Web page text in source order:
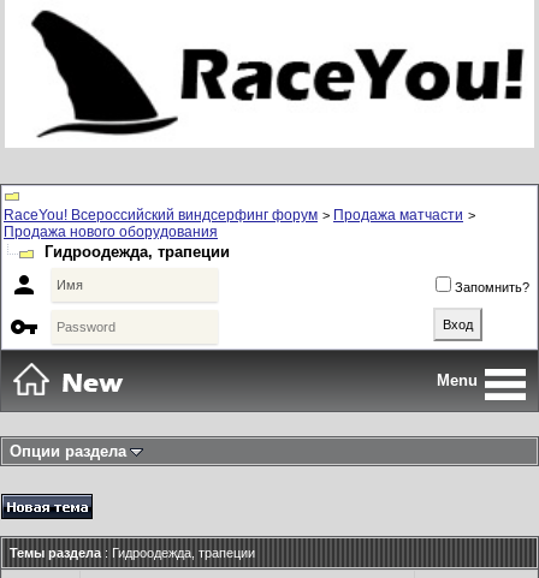
RaceYou! Всероссийский виндсерфинг форум > Продажа матчасти >
Продажа нового оборудования
Гидроодежда, трапеции
 Запомнить?

Menu
Опции раздела
Темы раздела : Гидроодежда, трапеции